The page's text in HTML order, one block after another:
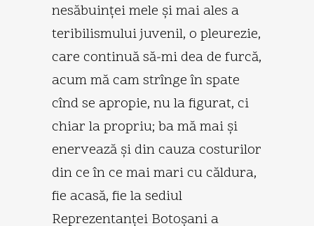
nesăbuinţei mele şi mai ales a
teribilismului juvenil, o pleurezie,
care continuă să-mi dea de furcă,
acum mă cam strînge în spate
cînd se apropie, nu la figurat, ci
chiar la propriu; ba mă mai şi
enervează şi din cauza costurilor
din ce în ce mai mari cu căldura,
fie acasă, fie la sediul
Reprezentanţei Botoşani a